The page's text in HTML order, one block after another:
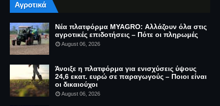
Αγροτικά
Νέα πλατφόρμα MYAGRO: Αλλάζουν όλα στις
αγροτικές επιδοτήσεις – Πότε οι πληρωμές
August 06, 2026
Άνοιξε η πλατφόρμα για ενισχύσεις ύψους
24,6 εκατ. ευρώ σε παραγωγούς – Ποιοι είναι
οι δικαιούχοι
August 06, 2026